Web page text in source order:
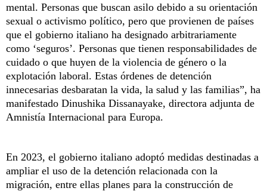
mental. Personas que buscan asilo debido a su orientación
sexual o activismo político, pero que provienen de países
que el gobierno italiano ha designado arbitrariamente
como ‘seguros’. Personas que tienen responsabilidades de
cuidado o que huyen de la violencia de género o la
explotación laboral. Estas órdenes de detención
innecesarias desbaratan la vida, la salud y las familias”, ha
manifestado Dinushika Dissanayake, directora adjunta de
Amnistía Internacional para Europa.
En 2023, el gobierno italiano adoptó medidas destinadas a
ampliar el uso de la detención relacionada con la
migración, entre ellas planes para la construcción de